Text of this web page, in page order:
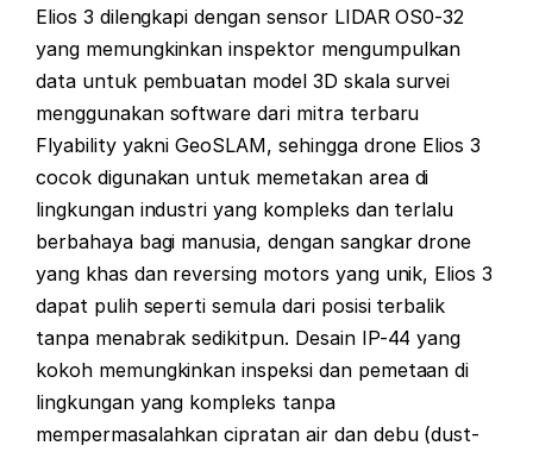
Elios 3 dilengkapi dengan sensor LIDAR OS0-32
yang memungkinkan inspektor mengumpulkan
data untuk pembuatan model 3D skala survei
menggunakan software dari mitra terbaru
Flyability yakni GeoSLAM, sehingga drone Elios 3
cocok digunakan untuk memetakan area di
lingkungan industri yang kompleks dan terlalu
berbahaya bagi manusia, dengan sangkar drone
yang khas dan reversing motors yang unik, Elios 3
dapat pulih seperti semula dari posisi terbalik
tanpa menabrak sedikitpun. Desain IP-44 yang
kokoh memungkinkan inspeksi dan pemetaan di
lingkungan yang kompleks tanpa
mempermasalahkan cipratan air dan debu (dust-